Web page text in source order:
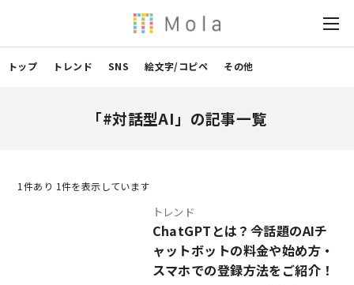
トップ トレンド SNS 絵文字/コピペ その他
「#対話型AI」の記事一覧
1 件あり 1件を表示しています
トレンド
ChatGPTとは？今話題のAIチ
ャットボットの料金や始め方・
スマホでの登録方法をご紹介！